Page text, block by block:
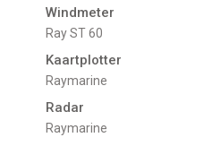
Windmeter
Ray ST 60
Kaartplotter
Raymarine
Radar
Raymarine